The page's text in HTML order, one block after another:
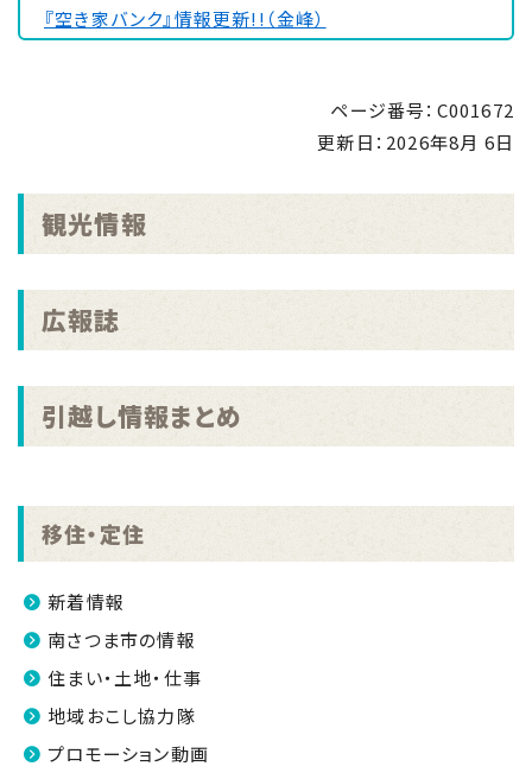
『空き家バンク』情報更新!!（金峰）
ページ番号：C001672
更新日： 2026年8月 6日
観光情報
広報誌
引越し情報まとめ
移住・定住
新着情報
南さつま市の情報
住まい・土地・仕事
地域おこし協力隊
プロモーション動画